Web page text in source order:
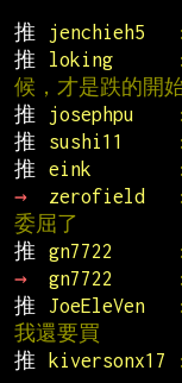
推
jenchieh5
推
loking
候，才是跌的開
推
josephpu
推
sushi11
推
eink
→
zerofield
委屈了
推
gn7722
→
gn7722
推
JoeEleVen
我還要買
推
kiversonx17